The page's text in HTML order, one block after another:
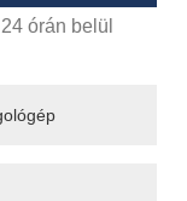
órán belül